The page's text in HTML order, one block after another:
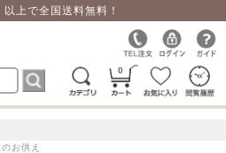
上で全国送料無料！
0
お供え